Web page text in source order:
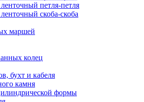
петля-петля
скоба-скоба
маршей
колец
бухт и кабеля
камня
формы